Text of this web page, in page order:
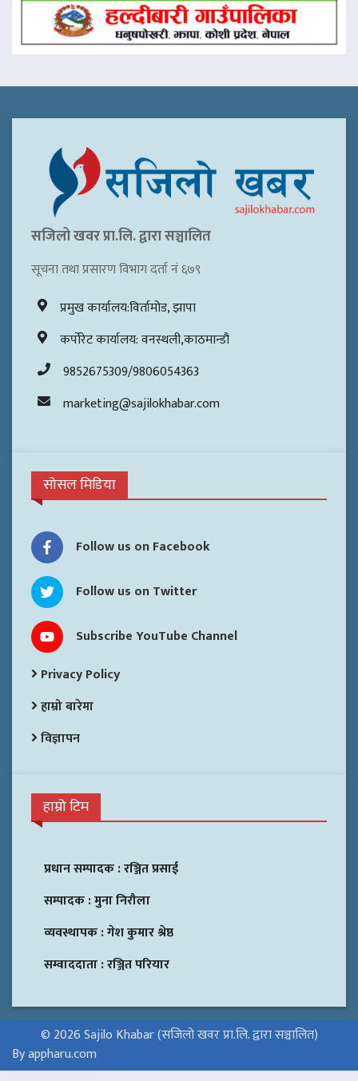
सजिलो खवर प्रा.लि. द्वारा सञ्चालित
सूचना तथा प्रसारण विभाग दर्ता नं ६७९
प्रमुख कार्यालय:विर्तामोड, झापा
कर्पोरेट कार्यालय: वनस्थली,काठमान्डौ
9852675309/9806054363
marketing@sajilokhabar.com
सोसल मिडिया
Follow us on Facebook
Follow us on Twitter
Subscribe YouTube Channel
Privacy Policy
हाम्रो बारेमा
विज्ञापन
हाम्रो टिम
प्रधान सम्पादक :रञ्जित प्रसाई
सम्पादक :मुना निरौला
व्यवस्थापक :गेश कुमार श्रेष्ठ
सम्वाददाता :रञ्जित परियार
© 2026 Sajilo Khabar (सजिलो खवर प्रा.लि. द्वारा सञ्चालित)
By appharu.com